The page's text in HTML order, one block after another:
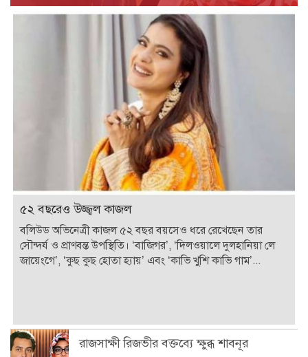
৫২ বছরেও উজ্জ্বল কাজল
বলিউড অভিনেত্রী কাজল ৫২ বছর বয়সেও ধরে রেখেছেন তার
সৌন্দর্য ও প্রাণবন্ত উপস্থিতি। ‘বাজিগর’, ‘দিলওয়ালে দুলহানিয়া লে
জায়েংগে’, ‘কুছ কুছ হোতা হ্যায়’ এবং ‘কাভি খুশি কাভি গাম’...
রাজসাক্ষী রিজভীর বক্তব্যে ক্ষুব্ধ শাবনূর